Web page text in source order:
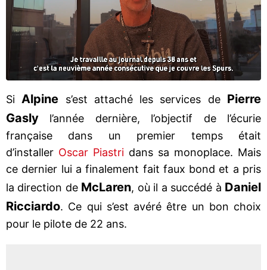
Si Alpine s’est attaché les services de Pierre
Gasly l’année dernière, l’objectif de l’écurie
française dans un premier temps était
d’installer Oscar Piastri dans sa monoplace. Mais
ce dernier lui a finalement fait faux bond et a pris
la direction de McLaren, où il a succédé à Daniel
Ricciardo. Ce qui s’est avéré être un bon choix
pour le pilote de 22 ans.